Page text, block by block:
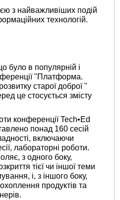
з найважливіших подій
технологій.
було в популярній і
"Платформа.
старої доброї "
це стосується змісту
конференції Tech•Ed
понад 160 сесій
включаючи
лабораторні роботи.
з одного боку,
тієї чи іншої теми
і, з іншого боку,
продуктів та